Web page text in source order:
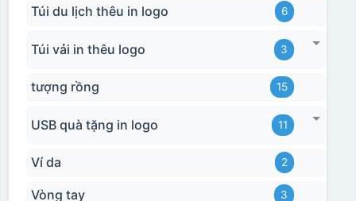
Túi du lịch thêu in logo 6
Túi vải in thêu logo 3
tượng rồng 15
USB quà tặng in logo 11
Ví da 2
Vòng tay 3